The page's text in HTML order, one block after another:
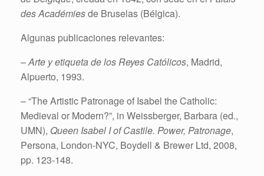
des Académiesde Bruselas (Bélgica).
Algunas publicaciones relevantes:
–Arte y etiqueta de los Reyes Católicos, Madrid,
Alpuerto, 1993.
– “The Artistic Patronage of Isabel the Catholic:
Medieval or Modern?”, in Weissberger, Barbara (ed.,
UMN), Queen Isabel I of Castile. Power, Patronage,
Persona, London-NYC, Boydell & Brewer Ltd, 2008,
pp. 123-148.